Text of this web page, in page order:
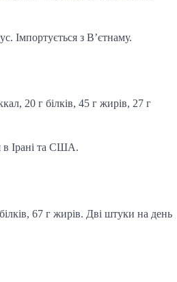
Імпортується з В’єтнаму.
20 г білків, 45 г жирів, 27 г
в Ірані та США.
67 г жирів. Дві штуки на день